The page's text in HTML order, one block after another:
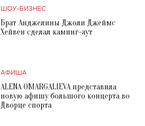
ШОУ-БИЗНЕС
Брат Анджелины Джоли Джеймс
Хейвен сделал каминг-аут
АФИША
ALENA OMARGALIEVA представила
новую афишу большого концерта во
Дворце спорта